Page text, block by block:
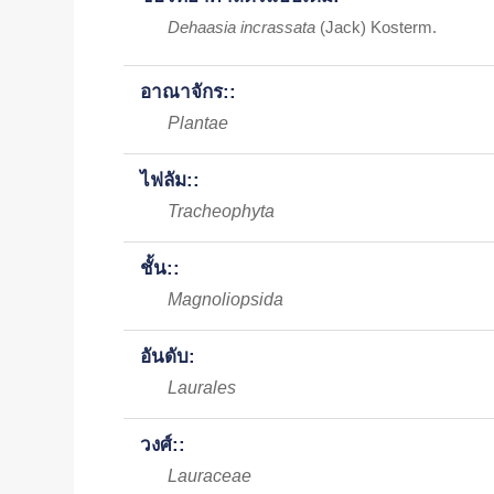
Dehaasia incrassata (Jack) Kosterm.
อาณาจักร::
Plantae
ไฟลัม::
Tracheophyta
ชั้น::
Magnoliopsida
อันดับ:
Laurales
วงศ์::
Lauraceae